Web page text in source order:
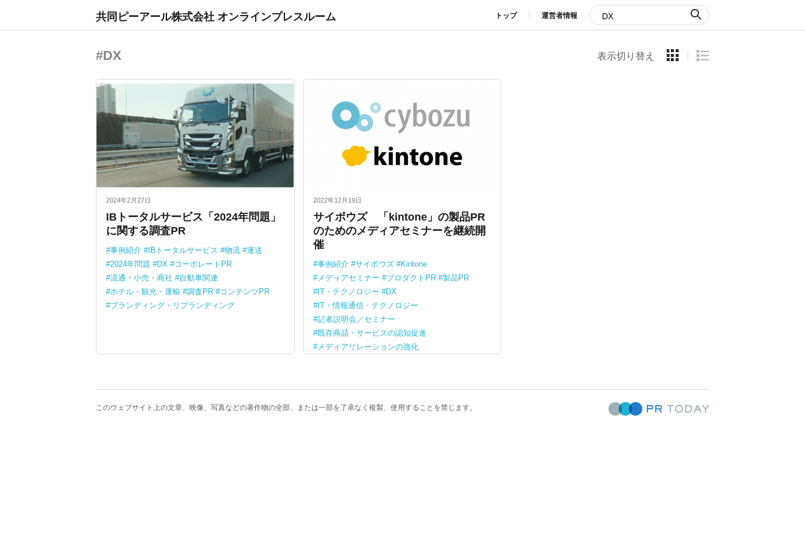
共同ピーアール株式会社 オンラインプレスルーム トップ 運営者情報
#DX 表示切り替え
2024年2月27日
IBトータルサービス「2024年問題」
に関する調査PR
事例紹介 IBトータルサービス 物流
運送
2024年問題
DX
コーポレートPR
流通・小売・商社
自動車関連
ホテル・観光・運輸
調査PR
コンテンツPR
ブランディング・リブランディング
2022年12月19日
サイボウズ 「kintone」の製品PR
のためのメディアセミナーを継続開
催
事例紹介 サイボウズ
Kintone
メディアセミナー
プロダクトPR
製品PR
IT・テクノロジー
DX
IT・情報通信・テクノロジー
記者説明会／セミナー
既存商品・サービスの認知促進
メディアリレーションの強化
このウェブサイト上の文章、映像、写真などの著作物の全部、または一部を了承なく複製、使用することを禁じます。